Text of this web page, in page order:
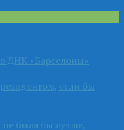
ДНК «Барселоны»
если бы
была бы лучше,